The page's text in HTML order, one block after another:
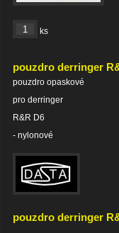
ks
pouzdro derringer
pouzdro opaskové
pro derringer
R&R D6
- nylonové
pouzdro derringer